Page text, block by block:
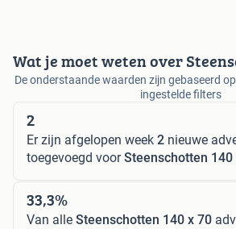
Wat je moet weten over
De onderstaande waarden zijn gebaseerd
ingestelde filters
2
Er zijn afgelopen week 2 nieuwe
toegevoegd voorSteenschotten 140
33,3%
Van alle Steenschotten 140 x 70